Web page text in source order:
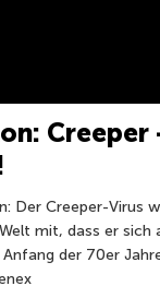
Creeper
Der Creeper-Virus
mit, dass er sich
der 70er